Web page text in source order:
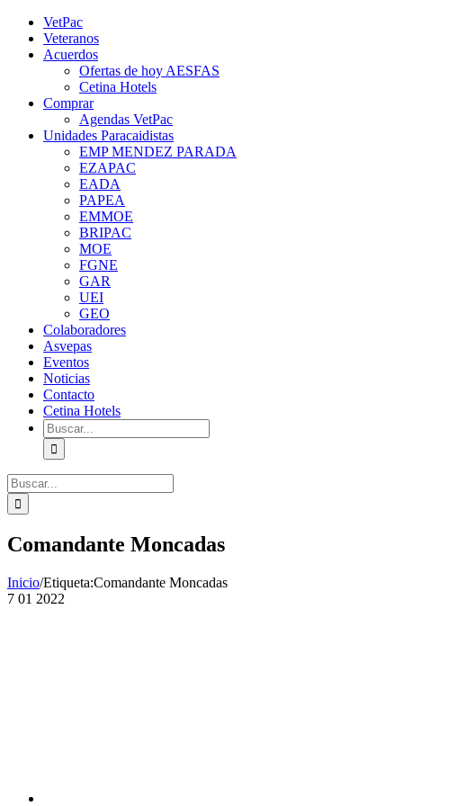
Saltar
contenido
YouTube
Instagram
Facebook
TwitterVetPac
Veteranos
Acuerdos
Ofertas de hoy AESFAS
Cetina Hotels
Comprar
Agendas VetPac
Unidades Paracaidistas
EMP MENDEZ PARADA
EZAPAC
EADA
PAPEA
EMMOE
BRIPAC
MOE
FGNE
GAR
UEI
GEO
Colaboradores
Asvepas
Eventos
Noticias
Contacto
Cetina Hotels
Buscar:
Buscar:
Comandante Moncadas
Inicio/Etiqueta:Comandante Moncadas
7 01 2022